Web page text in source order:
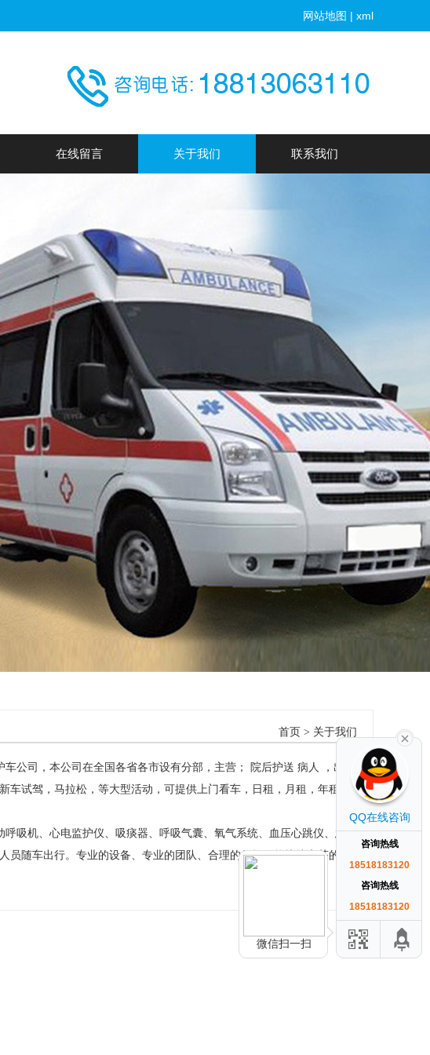
网站地图 | xml
在线留言 关于我们 联系我们
首页 > 关于我们
司，本公司在全国各省各市设有分部，主营； 院后护送 病人 ，出
试驾，马拉松，等大型活动，可提供上门看车，日租，月租，年租，
机、心电监护仪、吸痰器、呼吸气囊、氧气系统、血压心跳仪、急救
随车出行。专业的设备、专业的团队、合理的价格，能快捷安荃的把
QQ在线咨询
咨询热线
18518183120
咨询热线
18518183120
微信扫一扫